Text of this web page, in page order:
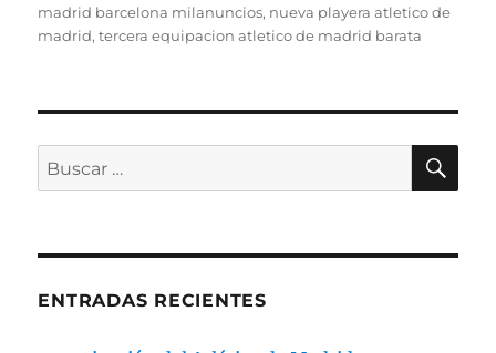
el
madrid barcelona milanuncios, nueva playera atletico de
madrid,tercera equipacion atletico de madrid barata
Buscar
por:
ENTRADAS RECIENTES